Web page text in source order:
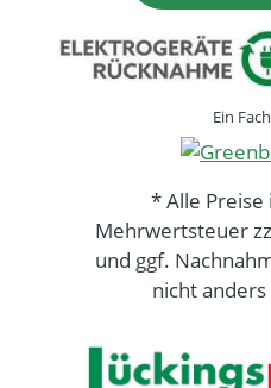
Ein
* Alle Preise
Mehrwertsteuer
und ggf.
nicht